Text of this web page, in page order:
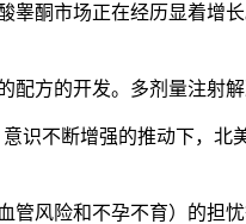
酮市场正在经历显着增
方的开发。多剂量注射
识不断增强的推动下，
管风险和不孕不育）的担